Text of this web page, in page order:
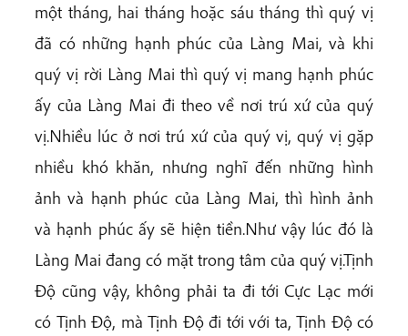
một tháng, hai tháng hoặc sáu tháng thì quý vị
đã có những hạnh phúc của Làng Mai, và khi
quý vị rời Làng Mai thì quý vị mang hạnh phúc
ấy của Làng Mai đi theo về nơi trú xứ của quý
vị.Nhiều lúc ở nơi trú xứ của quý vị, quý vị gặp
nhiều khó khăn, nhưng nghĩ đến những hình
ảnh và hạnh phúc của Làng Mai, thì hình ảnh
và hạnh phúc ấy sẽ hiện tiền.Như vậy lúc đó là
Làng Mai đang có mặt trong tâm của quý vị.Tịnh
Độ cũng vậy, không phải ta đi tới Cực Lạc mới
có Tịnh Độ, mà Tịnh Độ đi tới với ta, Tịnh Độ có